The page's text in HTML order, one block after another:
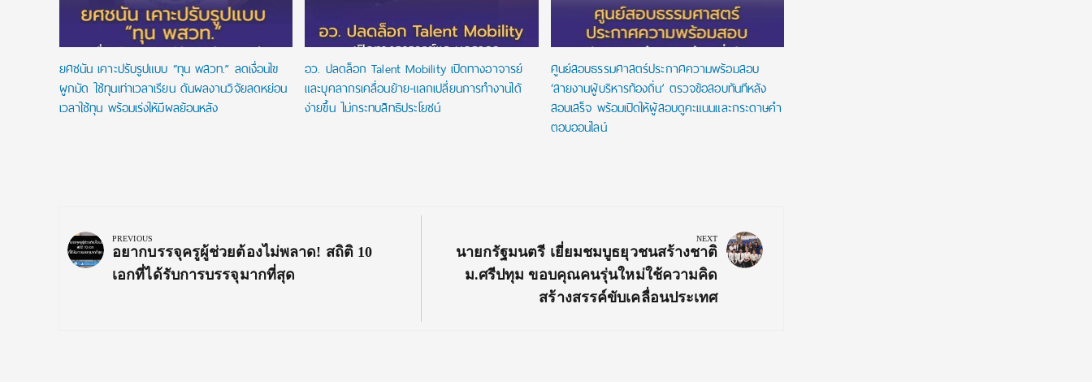
ยศชนัน เคาะปรับรูปแบบ “ทุน พสวท.” ลดเงื่อนไข
ผูกมัด ใช้ทุนเท่าเวลาเรียน ดันผลงานวิจัยลดหย่อน
เวลาใช้ทุน พร้อมเร่งให้มีผลย้อนหลัง
อว. ปลดล็อก Talent Mobility เปิดทางอาจารย์
และบุคลากรเคลื่อนย้าย-แลกเปลี่ยนการทำงานได้
ง่ายขึ้น ไม่กระทบสิทธิประโยชน์
ศูนย์สอบธรรมศาสตร์ประกาศความพร้อมสอบ
‘สายงานผู้บริหารท้องถิ่น’ ตรวจข้อสอบทันทีหลัง
สอบเสร็จ พร้อมเปิดให้ผู้สอบดูคะแนนและกระดาษคำ
ตอบออนไลน์
navigation
PREVIOUS
Previous
Post:
อยากบรรจุครูผู้ช่วยต้องไม่พลาด! สถิติ 10
เอกที่ได้รับการบรรจุมากที่สุด
NEXT
Next
Post:
นายกรัฐมนตรี เยี่ยมชมบูธยุวชนสร้างชาติ
ม.ศรีปทุม ขอบคุณคนรุ่นใหม่ใช้ความคิด
สร้างสรรค์ขับเคลื่อนประเทศ